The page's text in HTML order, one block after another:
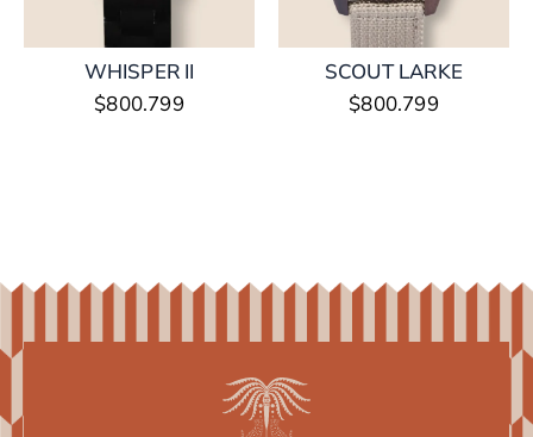
WHISPER II
$800.799
SCOUT LARKE
$800.799